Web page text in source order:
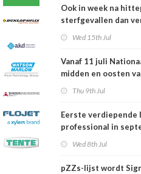
Ook in week na
sterfgevallen dan
Wed 15th Jul
Vanaf 11 juli
midden en oosten
Thu 9th Jul
Eerste verdiepende
professional in
Wed 8th Jul
pZZs-lijst wordt